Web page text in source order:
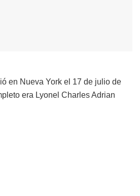
en Nueva York el 17 de julio de
era Lyonel Charles Adrian